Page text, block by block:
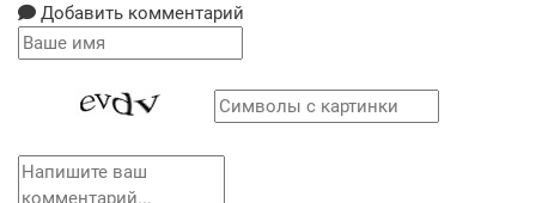
Добавить комментарий